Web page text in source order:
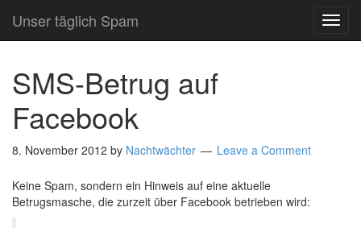
Unser täglich Spam
SMS-Betrug auf
Facebook
8. November 2012 by Nachtwächter Leave a Comment
Keine Spam, sondern ein Hinweis auf eine aktuelle
Betrugsmasche, die zurzeit über Facebook betrieben wird: